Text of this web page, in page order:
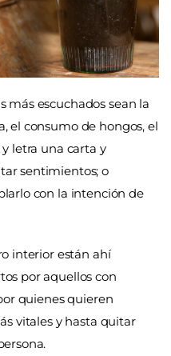
más escuchados sean la
el consumo de hongos, el
letra una carta y
sentimientos; o
con la intención de
interior están ahí
por aquellos con
quienes quieren
vitales y hasta quitar